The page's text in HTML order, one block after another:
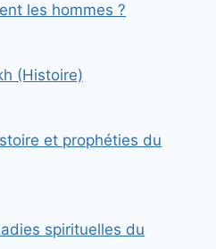
les hommes ?
(Histoire)
et prophéties du
spirituelles du